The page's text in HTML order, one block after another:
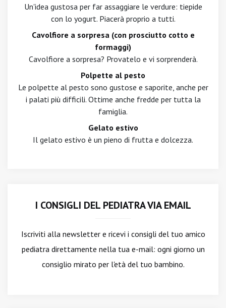
Un'idea gustosa per far assaggiare le verdure: tiepide
con lo yogurt. Piacerà proprio a tutti.
Cavolfiore a sorpresa (con prosciutto cotto e
formaggi)
Cavolfiore a sorpresa? Provatelo e vi sorprenderà.
Polpette al pesto
Le polpette al pesto sono gustose e saporite, anche per
i palati più difficili. Ottime anche fredde per tutta la
famiglia.
Gelato estivo
Il gelato estivo è un pieno di frutta e dolcezza.
I CONSIGLI DEL PEDIATRA VIA EMAIL
Iscriviti alla newslettere ricevi i consigli del tuo amico
pediatra direttamente nella tua e-mail: ogni giorno un
consiglio mirato per l'età del tuo bambino.